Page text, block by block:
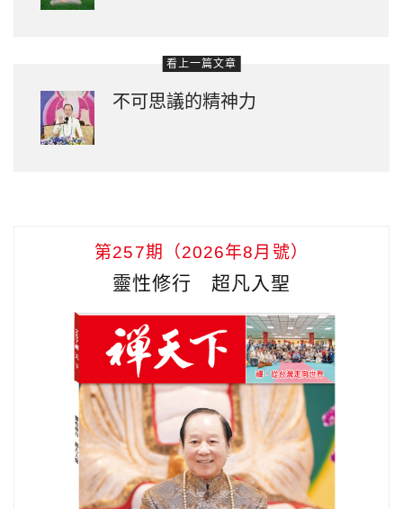
看上一篇文章
不可思議的精神力
第257期（2026年8月號）
靈性修行 超凡入聖